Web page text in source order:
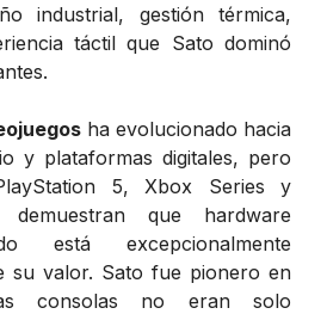
industrial, gestión térmica,
táctil que Sato dominó
ha evolucionado hacia
y plataformas digitales, pero
5, Xbox Series y
demuestran que hardware
está excepcionalmente
su valor. Sato fue pionero en
consolas no eran solo